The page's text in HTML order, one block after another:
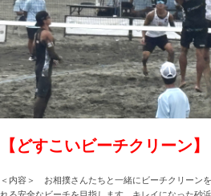
【どすこいビーチクリーン】
＜内容＞ お相撲さんたちと一緒にビーチクリーン